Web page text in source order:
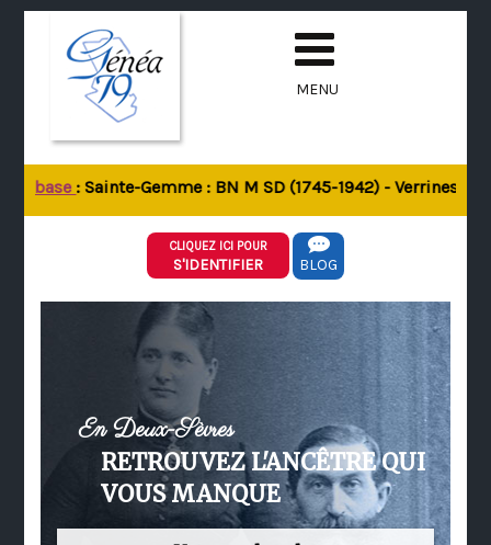
MENU
base: Sainte-Gemme : BN M SD (1745-1942) - Verrines-
CLIQUEZ ICI POUR
S'IDENTIFIER BLOG
En Deux-Sèvres
RETROUVEZ L'ANCÊTRE QUI
VOUS MANQUE